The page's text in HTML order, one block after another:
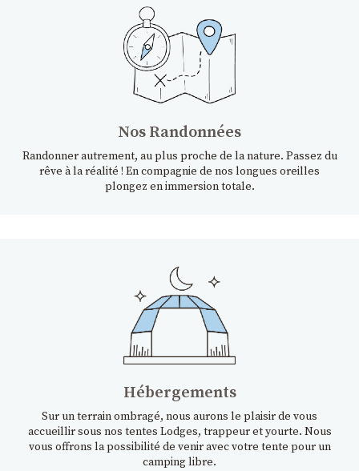
Nos Randonnées
Randonner autrement, au plus proche de la nature. Passez du
rêve à la réalité ! En compagnie de nos longues oreilles
plongez en immersion totale.
Hébergements
Sur un terrain ombragé, nous aurons le plaisir de vous
accueillir sous nos tentes Lodges, trappeur et yourte. Nous
vous offrons la possibilité de venir avec votre tente pour un
camping libre.